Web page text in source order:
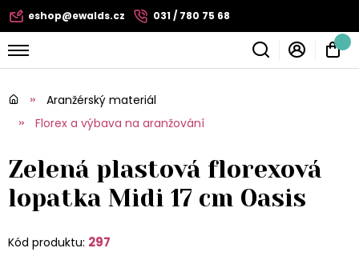
eshop@ewalds.cz 031 / 780 75 68
Aranžérský materiál
Florex a výbava na aranžování
Zelená plastová florexová
lopatka Midi 17 cm Oasis
Kód produktu: 297